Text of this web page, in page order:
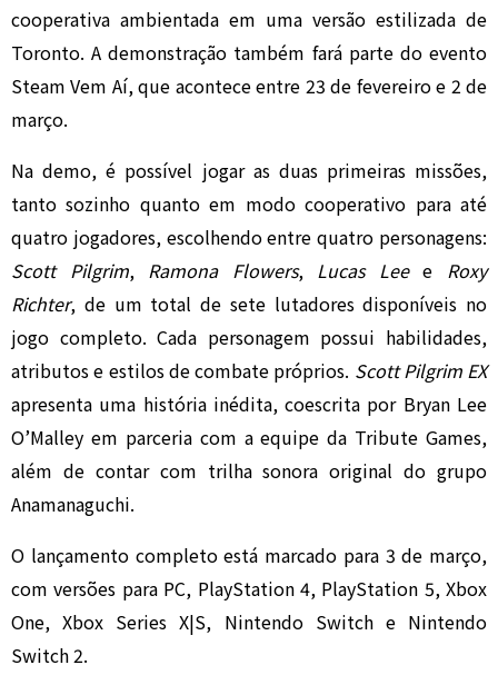
cooperativa ambientada em uma versão estilizada de
Toronto. A demonstração também fará parte do evento
Steam Vem Aí, que acontece entre 23 de fevereiro e 2 de
março.
Na demo, é possível jogar as duas primeiras missões,
tanto sozinho quanto em modo cooperativo para até
quatro jogadores, escolhendo entre quatro personagens:
Scott Pilgrim, Ramona Flowers, Lucas Leee Roxy
Richter, de um total de sete lutadores disponíveis no
jogo completo. Cada personagem possui habilidades,
atributos e estilos de combate próprios. Scott Pilgrim EX
apresenta uma história inédita, coescrita por Bryan Lee
O’Malley em parceria com a equipe da Tribute Games,
além de contar com trilha sonora original do grupo
Anamanaguchi.
O lançamento completo está marcado para 3 de março,
com versões para PC, PlayStation 4, PlayStation 5, Xbox
One, Xbox Series X|S, Nintendo Switch e Nintendo
Switch 2.